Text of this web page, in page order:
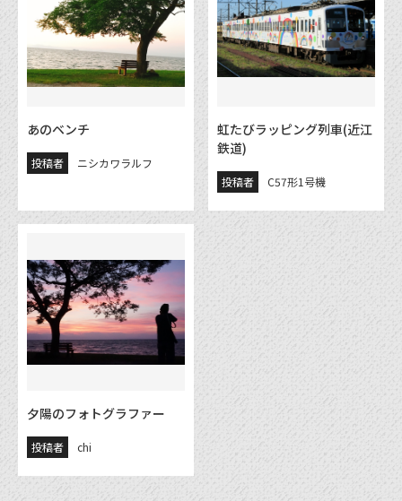
あのベンチ
投稿者 ニシカワラルフ
虹たびラッピング列車(近江
鉄道)
投稿者 C57形1号機
夕陽のフォトグラファー
投稿者 chi